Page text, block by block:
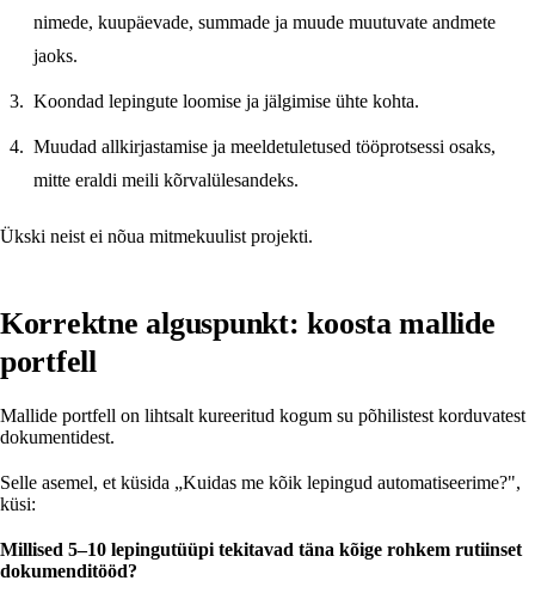
nimede, kuupäevade, summade ja muude muutuvate andmete
jaoks.
Koondad lepingute loomise ja jälgimise ühte kohta.
Muudad allkirjastamise ja meeldetuletused tööprotsessi osaks,
mitte eraldi meili kõrvalülesandeks.
Ükski neist ei nõua mitmekuulist projekti.
Korrektne alguspunkt: koosta mallide
portfell
Mallide portfell on lihtsalt kureeritud kogum su põhilistest korduvatest
dokumentidest.
Selle asemel, et küsida „Kuidas me kõik lepingud automatiseerime?",
küsi:
Millised 5–10 lepingutüüpi tekitavad täna kõige rohkem rutiinset
dokumenditööd?